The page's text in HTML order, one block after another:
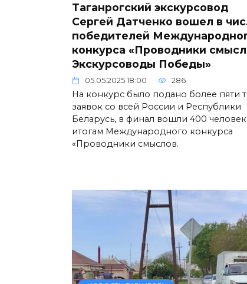
Таганрогский экскурсовод
Сергей Датченко вошел в
победителей
конкурса «Проводники
Экскурсоводы Победы»
05.05.2025 18:00 286
На конкурс было подано более пяти
заявок со всей России и Республики
Беларусь, в финал вошли 400
итогам Международного конкурса
«Проводники смыслов.